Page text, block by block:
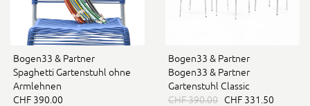
Bogen33 & Partner
Spaghetti Gartenstuhl ohne
Armlehnen
CHF 390.00
Bogen33 & Partner
Bogen33 & Partner
Gartenstuhl Classic
CHF 390.00 CHF 331.50